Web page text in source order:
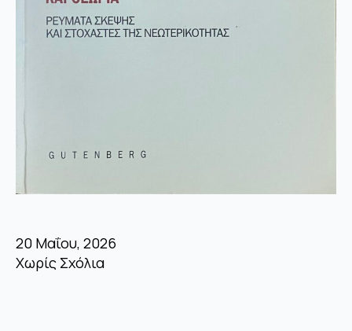
20 Μαΐου, 2026
Χωρίς Σχόλια